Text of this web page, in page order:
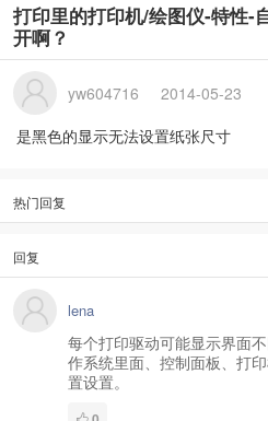
打印里的打印机/绘图仪-特性-
开啊？
yw604716
2014-05-23
是黑色的显示无法设置纸张尺寸
热门回复
回复
lena
每个打印驱动可能显示界面
作系统里面、控制面板、打
置设置。